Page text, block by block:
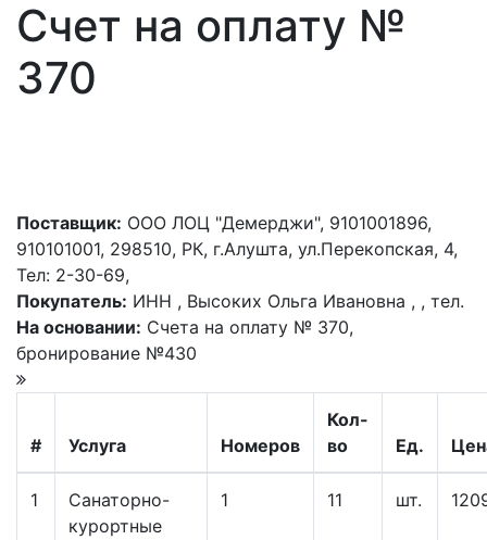
Счет на оплату №
370
Поставщик: ООО ЛОЦ "Демерджи", 9101001896,
910101001, 298510, РК, г.Алушта, ул.Перекопская, 4,
Тел: 2-30-69,
Покупатель: ИНН , Высоких Ольга Ивановна , , тел.
На основании: Счета на оплату № 370,
бронирование №430
# Услуга Номеров
Кол-
во
Ед.
1
Cанаторно-
курортные
1 11 шт.